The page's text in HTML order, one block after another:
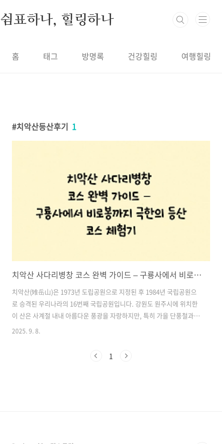
쉼표하나, 힐링하나
홈 태그 방명록 건강힐링 여행힐링
치악산등산후기 1
치악산 사다리병창 코스 완벽 가이드 – 구룡사에서 비로봉까지 극한의 등산 코스 체험기
치악산(雉岳山)은 1973년 도립공원으로 지정된 후 1984년 국립공원으
로 승격된 우리나라의 16번째 국립공원입니다. 강원도 원주시에 위치한
이 산은 사계절 내내 아름다운 풍광을 자랑하지만, 특히 가을 단풍철과
겨울 설경으로 많은 등산객을 불러모읍니다.그중에서도 **‘사다리병창
알려져 있습니다. 이름부터 범상치 않은 이 코스는 ‘허벅지 단련 필수’라
2025. 9. 8.
1